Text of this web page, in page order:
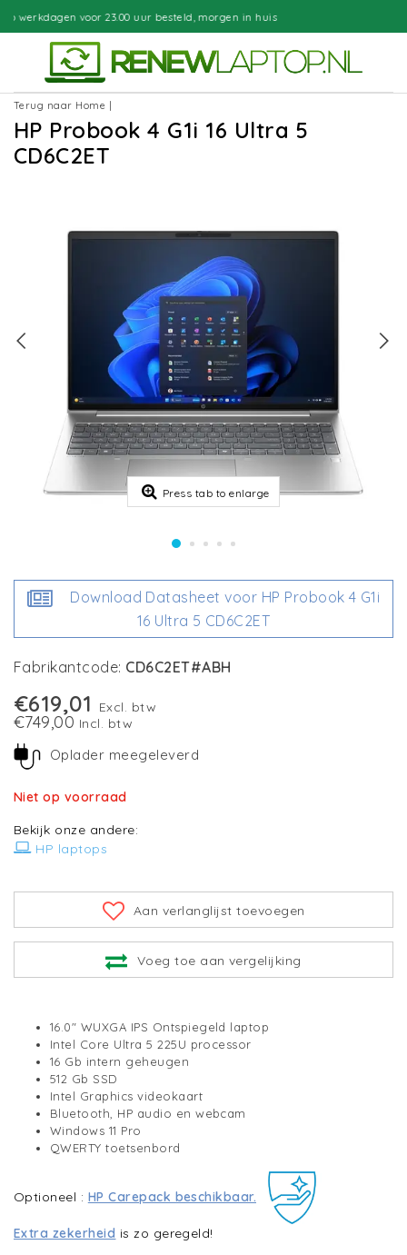
besteld, morgen in huis
Terug naar Home
HP Probook 4 G1i 16 Ultra 5
CD6C2ET
Press tab to enlarge
Download Datasheet voor HP Probook 4 G1i
16 Ultra 5 CD6C2ET
Fabrikantcode: CD6C2ET#ABH
€619,01 Excl. btw
€749,00 Incl. btw
Oplader meegeleverd
Niet op voorraad
Bekijk onze andere:
HP laptops
Aan verlanglijst toevoegen
Voeg toe aan vergelijking
16.0" WUXGA IPS Ontspiegeld laptop
Intel Core Ultra 5 225U processor
16 Gb intern geheugen
512 Gb SSD
Intel Graphics videokaart
Bluetooth, HP audio en webcam
Windows 11 Pro
QWERTY toetsenbord
Optioneel : HP Carepack beschikbaar.
Extra zekerheid is zo geregeld!